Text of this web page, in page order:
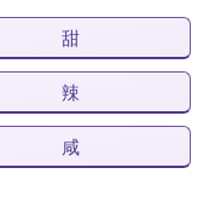
甜
辣
咸